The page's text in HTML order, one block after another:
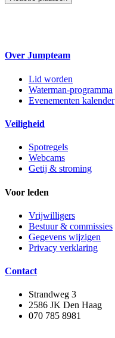
Over Jumpteam
Lid worden
Waterman-programma
Evenementen kalender
Veiligheid
Spotregels
Webcams
Getij & stroming
Voor leden
Vrijwilligers
Bestuur & commissies
Gegevens wijzigen
Privacy verklaring
Contact
Strandweg 3
2586 JK Den Haag
070 785 8981